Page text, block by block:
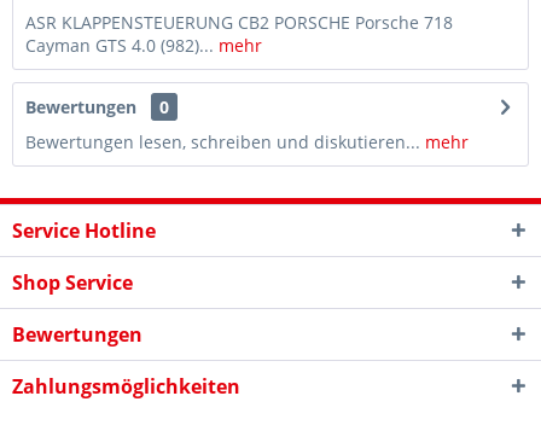
ASR KLAPPENSTEUERUNG CB2 PORSCHE Porsche 718
Cayman GTS 4.0 (982)... mehr
Bewertungen
0
Bewertungen lesen, schreiben und diskutieren... mehr
Service Hotline
Shop Service
Bewertungen
Zahlungsmöglichkeiten